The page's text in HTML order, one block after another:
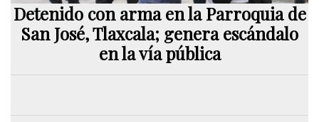
Detenido con arma en la Parroquia de
San José, Tlaxcala; genera escándalo
en la vía pública